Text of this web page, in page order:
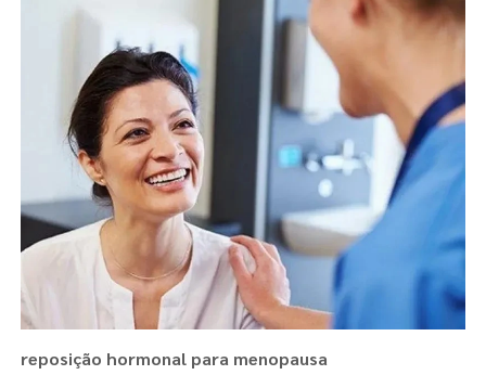
reposição hormonal para menopausa